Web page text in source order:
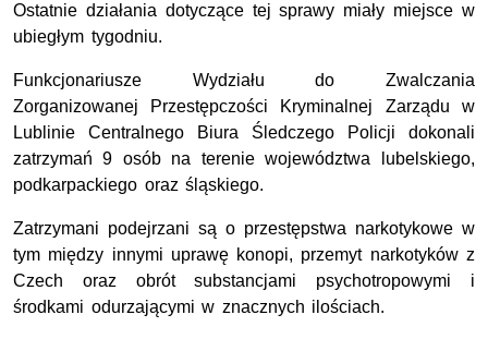
Ostatnie działania dotyczące tej sprawy miały miejsce w
ubiegłym tygodniu.
Funkcjonariusze Wydziału do Zwalczania
Zorganizowanej Przestępczości Kryminalnej Zarządu w
Lublinie Centralnego Biura Śledczego Policji dokonali
zatrzymań 9 osób na terenie województwa lubelskiego,
podkarpackiego oraz śląskiego.
Zatrzymani podejrzani są o przestępstwa narkotykowe w
tym między innymi uprawę konopi, przemyt narkotyków z
Czech oraz obrót substancjami psychotropowymi i
środkami odurzającymi w znacznych ilościach.